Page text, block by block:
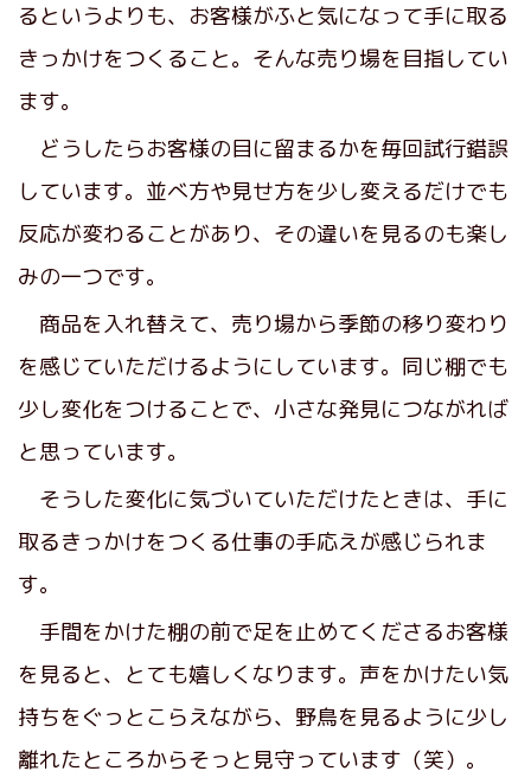
るというよりも、お客様がふと気になって手に取る
きっかけをつくること。そんな売り場を目指してい
ます。
どうしたらお客様の目に留まるかを毎回試行錯誤
しています。並べ方や見せ方を少し変えるだけでも
反応が変わることがあり、その違いを見るのも楽し
みの一つです。
商品を入れ替えて、売り場から季節の移り変わり
を感じていただけるようにしています。同じ棚でも
少し変化をつけることで、小さな発見につながれば
と思っています。
そうした変化に気づいていただけたときは、手に
取るきっかけをつくる仕事の手応えが感じられま
す。
手間をかけた棚の前で足を止めてくださるお客様
を見ると、とても嬉しくなります。声をかけたい気
持ちをぐっとこらえながら、野鳥を見るように少し
離れたところからそっと見守っています（笑）。